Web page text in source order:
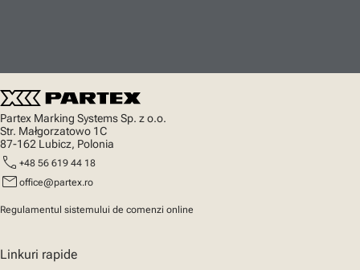
Partex Marking Systems Sp. z o.o.
Str. Małgorzatowo 1C
87-162 Lubicz, Polonia
call +48 56 619 44 18
mail office@partex.ro
Regulamentul sistemului de comenzi online
Linkuri rapide